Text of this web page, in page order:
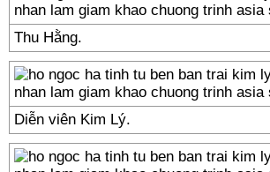
Thu Hằng.
Diễn viên Kim Lý.